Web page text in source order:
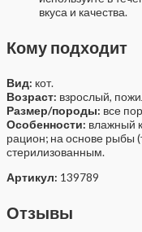
вкуса и качества.
Кому подходит
Вид: кот.
Возраст: взрослый,
Размер/породы: все
Особенности: влажный
рацион; на основе рыбы
стерилизованным.
Артикул: 139789
Отзывы